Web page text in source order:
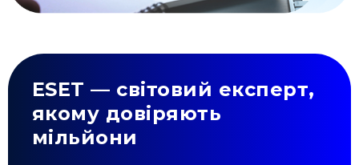
ESET — світовий експерт,
якому довіряють
мільйони